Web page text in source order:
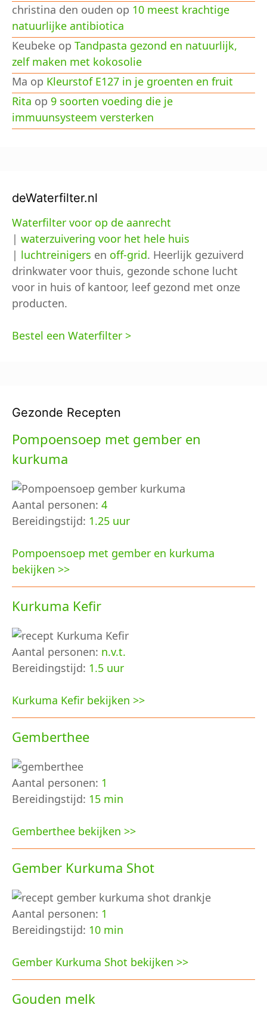
christina den ouden op 10 meest krachtige
natuurlijke antibiotica
Keubeke op Tandpasta gezond en natuurlijk,
zelf maken met kokosolie
Ma op Kleurstof E127 in je groenten en fruit
Rita op 9 soorten voeding die je
immuunsysteem versterken
deWaterfilter.nl
Waterfilter voor op de aanrecht
| waterzuivering voor het hele huis
| luchtreinigers en off-grid. Heerlijk gezuiverd
drinkwater voor thuis, gezonde schone lucht
voor in huis of kantoor, leef gezond met onze
producten.
Bestel een Waterfilter >
Gezonde Recepten
Pompoensoep met gember en
kurkuma
Aantal personen: 4
Bereidingstijd: 1.25 uur
Pompoensoep met gember en kurkuma
bekijken >>
Kurkuma Kefir
Aantal personen: n.v.t.
Bereidingstijd: 1.5 uur
Kurkuma Kefir bekijken >>
Gemberthee
Aantal personen: 1
Bereidingstijd: 15 min
Gemberthee bekijken >>
Gember Kurkuma Shot
Aantal personen: 1
Bereidingstijd: 10 min
Gember Kurkuma Shot bekijken >>
Gouden melk